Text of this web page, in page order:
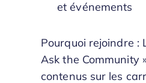
et événements
Pourquoi rejoindre :
Ask the Community
contenus sur les